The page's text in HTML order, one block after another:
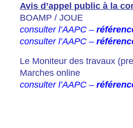
Avis d’appel public à la
BOAMP / JOUE
consulter l’AAPC –
consulter l’AAPC –
Le Moniteur des travaux
Marches online
consulter l’AAPC –